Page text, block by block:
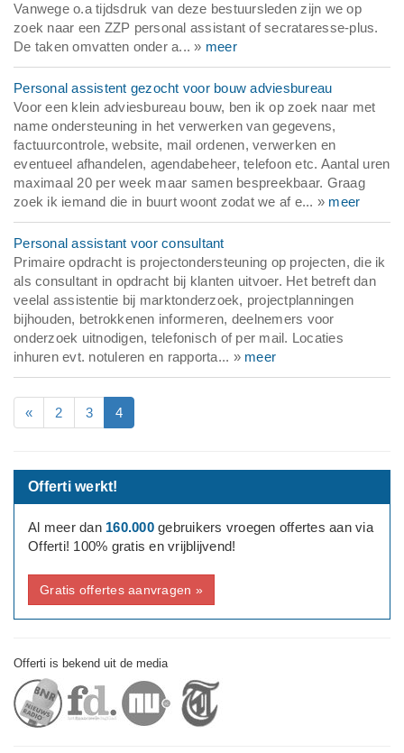
Vanwege o.a tijdsdruk van deze bestuursleden zijn we op
zoek naar een ZZP personal assistant of secrataresse-plus.
De taken omvatten onder a... » meer
Personal assistent gezocht voor bouw adviesbureau
Voor een klein adviesbureau bouw, ben ik op zoek naar met
name ondersteuning in het verwerken van gegevens,
factuurcontrole, website, mail ordenen, verwerken en
eventueel afhandelen, agendabeheer, telefoon etc. Aantal uren
maximaal 20 per week maar samen bespreekbaar. Graag
zoek ik iemand die in buurt woont zodat we af e... » meer
Personal assistant voor consultant
Primaire opdracht is projectondersteuning op projecten, die ik
als consultant in opdracht bij klanten uitvoer. Het betreft dan
veelal assistentie bij marktonderzoek, projectplanningen
bijhouden, betrokkenen informeren, deelnemers voor
onderzoek uitnodigen, telefonisch of per mail. Locaties
inhuren evt. notuleren en rapporta... » meer
« 2 3 4
Offerti werkt!
Al meer dan 160.000gebruikers vroegen offertes aan via
Offerti! 100% gratis en vrijblijvend!
Gratis offertes aanvragen »
Offerti is bekend uit de media